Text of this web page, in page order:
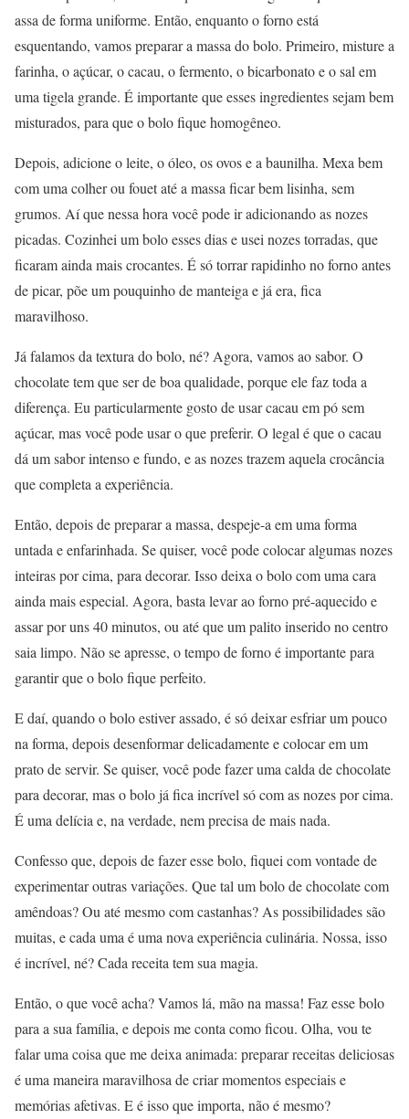
assa de forma uniforme. Então, enquanto o forno está
esquentando, vamos preparar a massa do bolo. Primeiro, misture a
farinha, o açúcar, o cacau, o fermento, o bicarbonato e o sal em
uma tigela grande. É importante que esses ingredientes sejam bem
misturados, para que o bolo fique homogêneo.
Depois, adicione o leite, o óleo, os ovos e a baunilha. Mexa bem
com uma colher ou fouet até a massa ficar bem lisinha, sem
grumos. Aí que nessa hora você pode ir adicionando as nozes
picadas. Cozinhei um bolo esses dias e usei nozes torradas, que
ficaram ainda mais crocantes. É só torrar rapidinho no forno antes
de picar, põe um pouquinho de manteiga e já era, fica
maravilhoso.
Já falamos da textura do bolo, né? Agora, vamos ao sabor. O
chocolate tem que ser de boa qualidade, porque ele faz toda a
diferença. Eu particularmente gosto de usar cacau em pó sem
açúcar, mas você pode usar o que preferir. O legal é que o cacau
dá um sabor intenso e fundo, e as nozes trazem aquela crocância
que completa a experiência.
Então, depois de preparar a massa, despeje-a em uma forma
untada e enfarinhada. Se quiser, você pode colocar algumas nozes
inteiras por cima, para decorar. Isso deixa o bolo com uma cara
ainda mais especial. Agora, basta levar ao forno pré-aquecido e
assar por uns 40 minutos, ou até que um palito inserido no centro
saia limpo. Não se apresse, o tempo de forno é importante para
garantir que o bolo fique perfeito.
E daí, quando o bolo estiver assado, é só deixar esfriar um pouco
na forma, depois desenformar delicadamente e colocar em um
prato de servir. Se quiser, você pode fazer uma calda de chocolate
para decorar, mas o bolo já fica incrível só com as nozes por cima.
É uma delícia e, na verdade, nem precisa de mais nada.
Confesso que, depois de fazer esse bolo, fiquei com vontade de
experimentar outras variações. Que tal um bolo de chocolate com
amêndoas? Ou até mesmo com castanhas? As possibilidades são
muitas, e cada uma é uma nova experiência culinária. Nossa, isso
é incrível, né? Cada receita tem sua magia.
Então, o que você acha? Vamos lá, mão na massa! Faz esse bolo
para a sua família, e depois me conta como ficou. Olha, vou te
falar uma coisa que me deixa animada: preparar receitas deliciosas
é uma maneira maravilhosa de criar momentos especiais e
memórias afetivas. E é isso que importa, não é mesmo?